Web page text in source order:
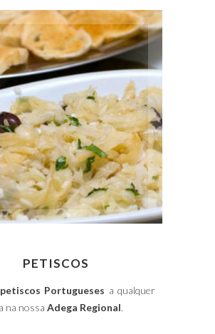
Queijo da Serra
PETISCOS
petiscos Portugueses a qualquer
na nossa Adega Regional.